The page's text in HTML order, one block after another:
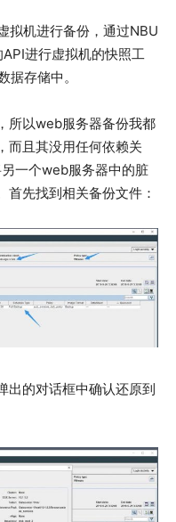
拟机进行备份，通过NBU
进行虚拟机的快照工
据存储中。
所以web服务器备份我都
而且其没用任何依赖关
一个web服务器中的脏
先找到相关备份文件：
出的对话框中确认还原到